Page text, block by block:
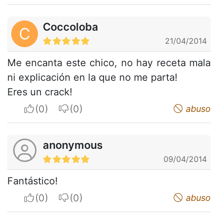
C Coccoloba
21/04/2014
Me encanta este chico, no hay receta mala
ni explicación en la que no me parta!
Eres un crack!
I apreciateI do not appreciate abuso
anonymous
09/04/2014
Fantástico!
I apreciateI do not appreciate abuso